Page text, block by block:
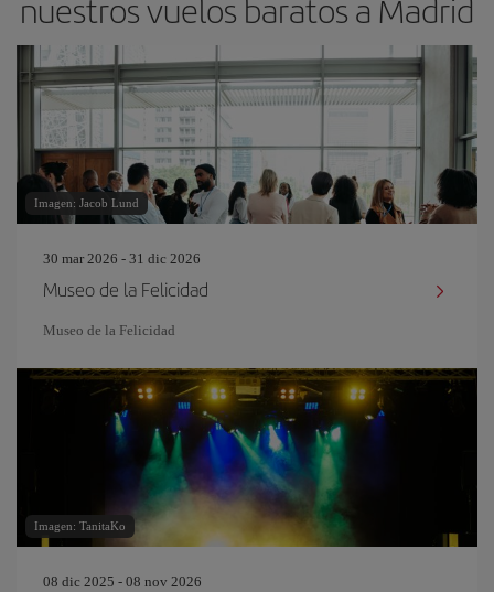
nuestros vuelos baratos a Madrid
Imagen: Jacob Lund
30 mar 2026 - 31 dic 2026
Museo de la Felicidad
Museo de la Felicidad
Imagen: TanitaKo
08 dic 2025 - 08 nov 2026